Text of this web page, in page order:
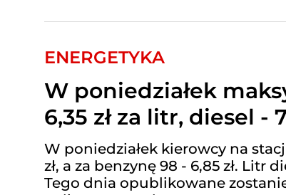
ENERGETYKA
W poniedziałek
6,35 zł za litr, diesel -
W poniedziałek kierowcy na
zł, a za benzynę 98 - 6,85 zł. Litr
Tego dnia opublikowane